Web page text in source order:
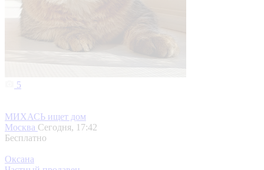
5
МИХАСЬ ищет дом
Москва Сегодня, 17:42
Бесплатно
Оксана